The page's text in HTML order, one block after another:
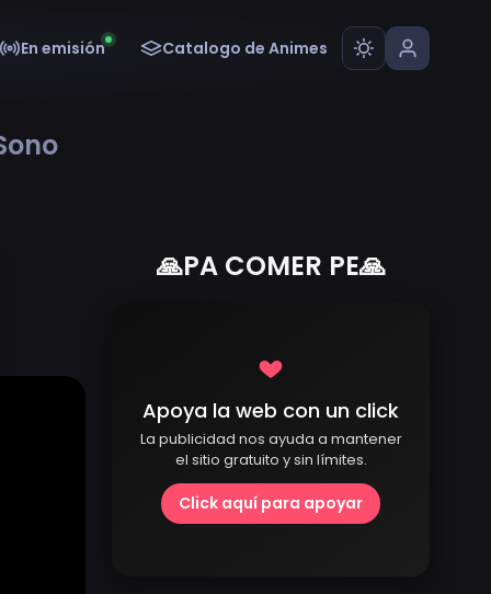
En emisión Catalogo de Animes
🙏PA COMER PE🙏
Apoya la web con un click
La publicidad nos ayuda a mantener
el sitio gratuito y sin límites.
Click aquí para apoyar